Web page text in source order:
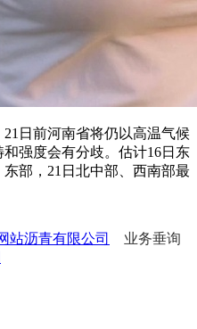
日前河南省将仍以高温气候
强度会有分歧。估计16日东
部，21日北中部、西南部最
站沥青有限公司
业务垂询